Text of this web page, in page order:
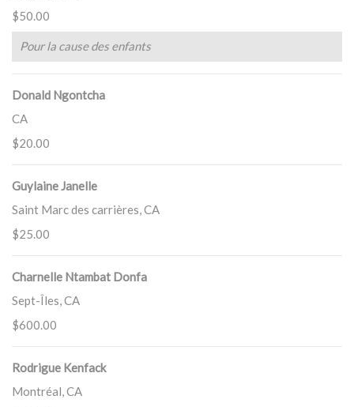
$50.00
Pour la cause des enfants
Donald Ngontcha
CA
$20.00
Guylaine Janelle
Saint Marc des carrières, CA
$25.00
Charnelle Ntambat Donfa
Sept-Îles, CA
$600.00
Rodrigue Kenfack
Montréal, CA